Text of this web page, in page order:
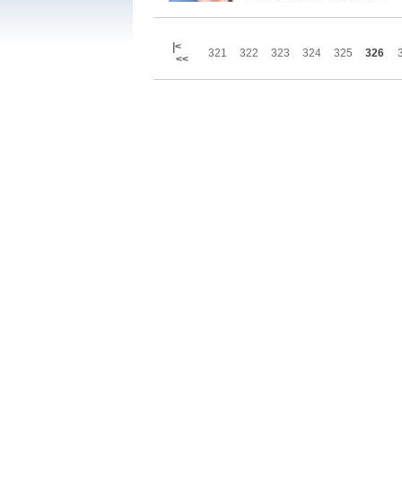
|<
<<
321 322 323 324 325 326